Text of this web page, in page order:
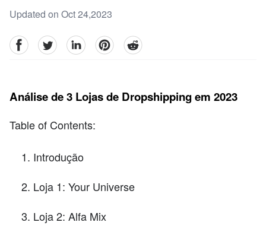
Updated on Oct 24,2023
facebookTwitter linkedinpinterestreddit
Análise de 3 Lojas de Dropshipping em 2023
Table of Contents:
Introdução
Loja 1: Your Universe
Loja 2: Alfa Mix